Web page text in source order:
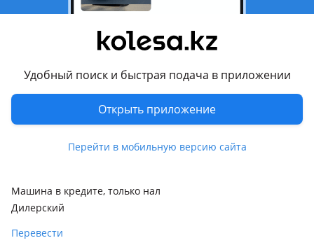
Удобный поиск и быстрая подача в приложении
Открыть приложение
Перейти в мобильную версию сайта
Пробег
Автомат
Руль
Слева
Цвет
Растаможен в Казахстане
Да
Машина в кредите, только нал
Дилерский
Перевести